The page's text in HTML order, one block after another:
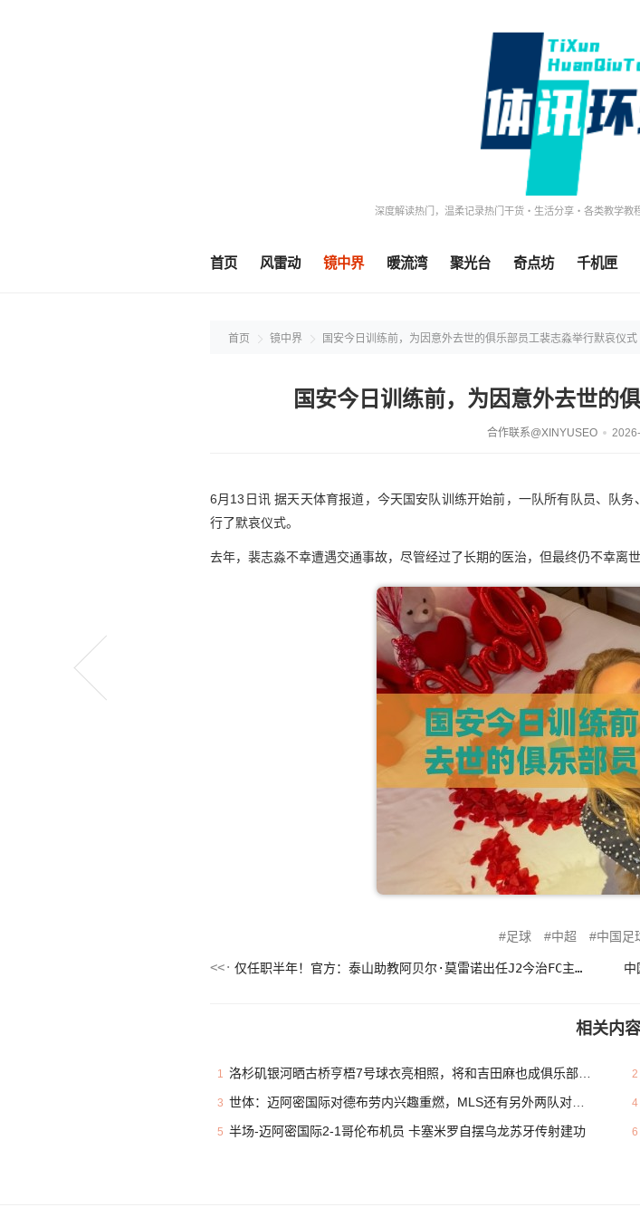
深度解读热门，温柔记录热门干货・生活分享・各类教学
首页 风雷动 镜中界 暖流湾 聚光台 奇点坊 千机匣
首页 镜中界 国安今日训练前，为因意外去世的俱乐部员工裴志淼举行默哀仪式
国安今日训练前，为因意外去世的
合作联系@XINYUSEO
6月13日讯 据天天体育报道，今天国安队训练开始前，一队所有队员、队
行了默哀仪式。
去年，裴志淼不幸遭遇交通事故，尽管经过了长期的医治，但最终仍不幸离世
足球 中超 中国足
仅任职半年！官方：泰山助教阿贝尔·莫雷诺出任J2今治FC主教练
相关内容
1 洛杉矶银河晒古桥亨梧7号球衣亮相照，将和吉田麻也成俱乐部队友 2
3 世体：迈阿密国际对德布劳内兴趣重燃，MLS还有另外两队对其有意 4
5 半场-迈阿密国际2-1哥伦布机员 卡塞米罗自摆乌龙苏牙传射建功 6